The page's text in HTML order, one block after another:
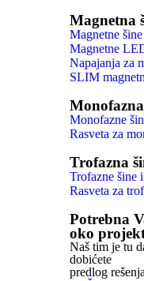
Magnetna
Magnetne
Magnetne
Napajanja za
SLIM
Monofazne
Rasveta za
Trofazna
Trofazne šine
Rasveta za
Potrebna
oko
Naš tim je tu
dobićete
predlog